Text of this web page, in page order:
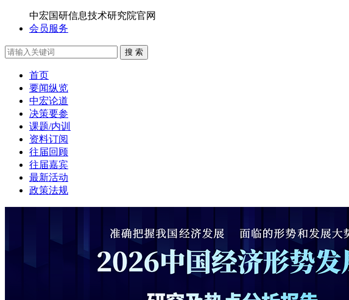
中宏国研信息技术研究院官网
会员服务
搜 索
首页
要闻纵览
中宏论道
决策要参
课题/内训
资料订阅
往届回顾
往届嘉宾
最新活动
政策法规